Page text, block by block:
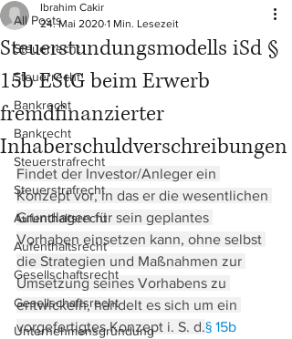
All Posts
Steuerrecht
Steuerrecht
Bankrecht
Bankrecht
Steuerstrafrecht
Steuerstrafrecht
Aufenthaltsrecht
Aufenthaltsrecht
Gesellschaftsrecht
Gesellschaftsrecht
Unternehmensgründung
Steuerstundungsmodells iSd §
15b EStG beim Erwerb
fremdfinanzierter
Inhaberschuldverschreibungen
Ibrahim Cakir
24. Mai 2020 1 Min. Lesezeit
Findet der Investor/Anleger ein
Konzept vor, in das er die wesentlichen
Grundlagen für sein geplantes
Vorhaben einsetzen kann, ohne selbst
die Strategien und Maßnahmen zur
Umsetzung seines Vorhabens zu
entwickeln, handelt es sich um ein
vorgefertigtes Konzept i. S. d.§ 15b